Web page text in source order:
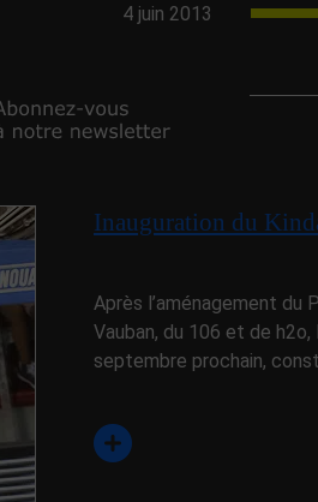
4 juin 2013
Inauguration du
Après l’aménagement du
Vauban, du 106 et de h2o,
septembre prochain,